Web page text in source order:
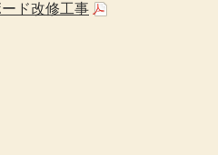
ド改修工事